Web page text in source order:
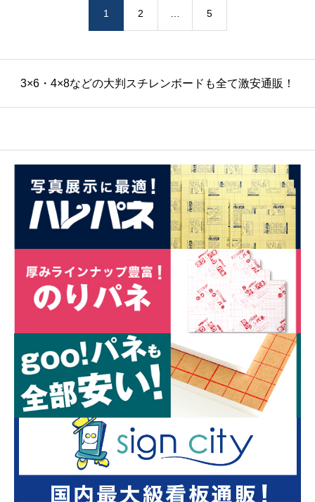
1 2 5
3×6・4×8などの大判スチレンボードも全て激安通販！